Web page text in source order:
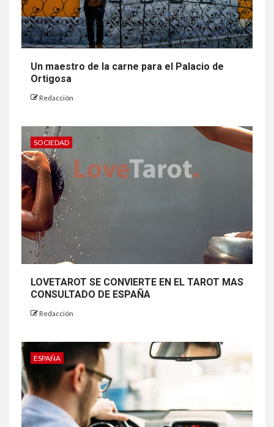
Un maestro de la carne para el Palacio de
Ortigosa
Redacción
SOCIEDAD
LOVETAROT SE CONVIERTE EN EL TAROT MAS
CONSULTADO DE ESPAÑA
Redacción
ESPAÑA